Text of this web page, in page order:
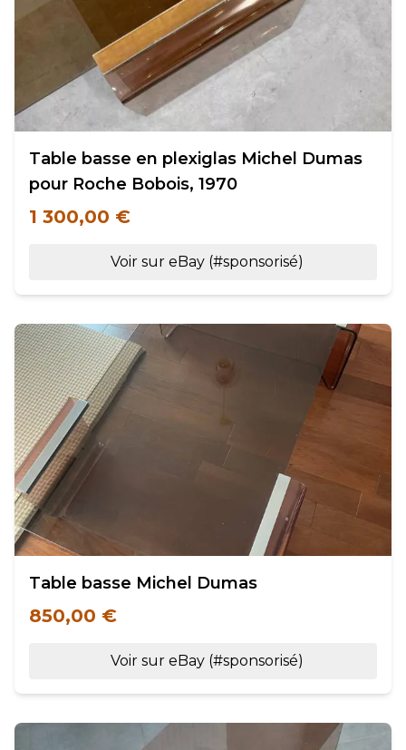
Table basse en plexiglas Michel Dumas
pour Roche Bobois, 1970
1 300,00 €
Voir sur eBay (#sponsorisé)
Table basse Michel Dumas
850,00 €
Voir sur eBay (#sponsorisé)